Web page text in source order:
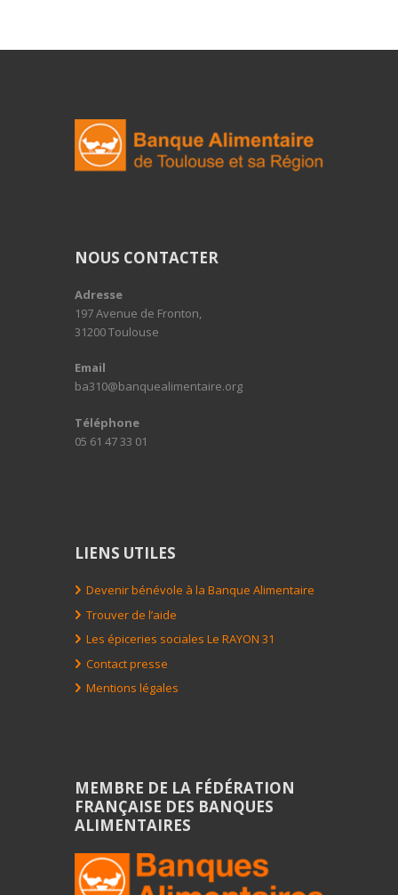
NOUS CONTACTER
Adresse
197 Avenue de Fronton,
31200 Toulouse
Email
ba310@banquealimentaire.org
Téléphone
05 61 47 33 01
LIENS UTILES
Devenir bénévole à la Banque Alimentaire
Trouver de l’aide
Les épiceries sociales Le RAYON 31
Contact presse
Mentions légales
MEMBRE DE LA FÉDÉRATION
FRANÇAISE DES BANQUES
ALIMENTAIRES